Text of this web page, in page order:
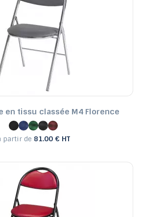
en tissu classée M4 Florence
partir de 81.00 € HT